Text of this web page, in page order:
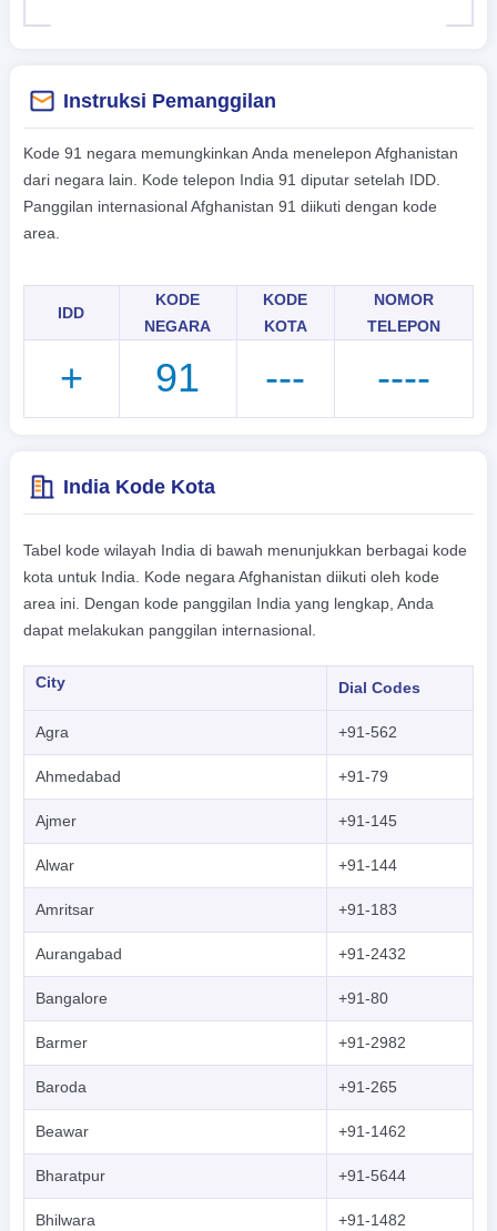
한국어
हिंदी
Instruksi Pemanggilan
Kode 91 negara memungkinkan Anda menelepon Afghanistan
dari negara lain. Kode telepon India 91 diputar setelah IDD.
Panggilan internasional Afghanistan 91 diikuti dengan kode
area.
IDD
KODE
NEGARA
KODE
KOTA
NOMOR
TELEPON
+ 91 --- ----
India Kode Kota
Tabel kode wilayah India di bawah menunjukkan berbagai kode
kota untuk India. Kode negara Afghanistan diikuti oleh kode
area ini. Dengan kode panggilan India yang lengkap, Anda
dapat melakukan panggilan internasional.
City Dial Codes
Agra +91-562
Ahmedabad +91-79
Ajmer +91-145
Alwar +91-144
Amritsar +91-183
Aurangabad +91-2432
Bangalore +91-80
Barmer +91-2982
Baroda +91-265
Beawar +91-1462
Bharatpur +91-5644
Bhilwara +91-1482